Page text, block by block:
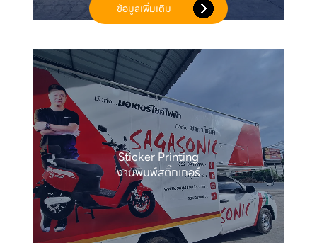
ข้อมูลเพิ่มเติม
Sticker Printing
งานพิมพ์สติ๊กเกอร์